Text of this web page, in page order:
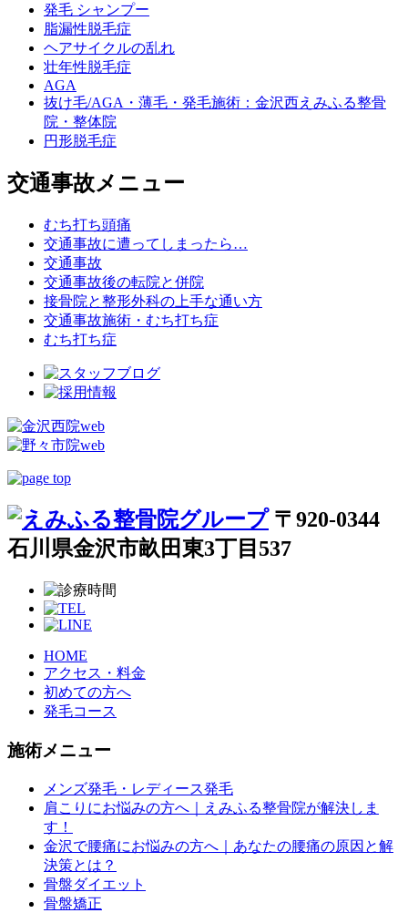
発毛 シャンプー
脂漏性脱毛症
ヘアサイクルの乱れ
壮年性脱毛症
AGA
抜け毛/AGA・薄毛・発毛施術：金沢西えみふる整骨
院・整体院
円形脱毛症
交通事故メニュー
むち打ち頭痛
交通事故に遭ってしまったら…
交通事故
交通事故後の転院と併院
接骨院と整形外科の上手な通い方
交通事故施術・むち打ち症
むち打ち症
〒920-0344
石川県金沢市畝田東3丁目537
HOME
アクセス・料金
初めての方へ
発毛コース
施術メニュー
メンズ発毛・レディース発毛
肩こりにお悩みの方へ｜えみふる整骨院が解決しま
す！
金沢で腰痛にお悩みの方へ｜あなたの腰痛の原因と解
決策とは？
骨盤ダイエット
骨盤矯正